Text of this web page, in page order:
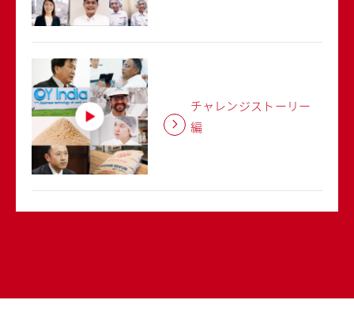
チャレンジストーリー
編